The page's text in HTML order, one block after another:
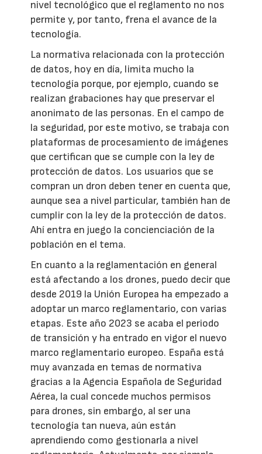
nivel tecnológico que el reglamento no nos
permite y, por tanto, frena el avance de la
tecnología.
La normativa relacionada con la protección
de datos, hoy en día, limita mucho la
tecnología porque, por ejemplo, cuando se
realizan grabaciones hay que preservar el
anonimato de las personas. En el campo de
la seguridad, por este motivo, se trabaja con
plataformas de procesamiento de imágenes
que certifican que se cumple con la ley de
protección de datos. Los usuarios que se
compran un dron deben tener en cuenta que,
aunque sea a nivel particular, también han de
cumplir con la ley de la protección de datos.
Ahí entra en juego la concienciación de la
población en el tema.
En cuanto a la reglamentación en general
está afectando a los drones, puedo decir que
desde 2019 la Unión Europea ha empezado a
adoptar un marco reglamentario, con varias
etapas. Este año 2023 se acaba el periodo
de transición y ha entrado en vigor el nuevo
marco reglamentario europeo. España está
muy avanzada en temas de normativa
gracias a la Agencia Española de Seguridad
Aérea, la cual concede muchos permisos
para drones, sin embargo, al ser una
tecnología tan nueva, aún están
aprendiendo como gestionarla a nivel